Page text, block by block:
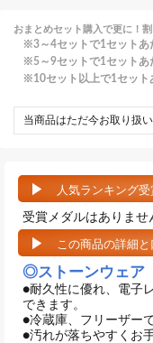
おまとめセット購入で更に！割
3～4セットで1セットあ
5～9セットで1セットあ
10セット以上で1セット
当商品はただ今お取り扱
人気ランキング受
受賞メダルはありませ
この商品の詳細と
◎ストーンウェア
●耐久性に優れ、電子
できます。
●冷蔵庫、フリーザー
●汚れが落ちやすくお